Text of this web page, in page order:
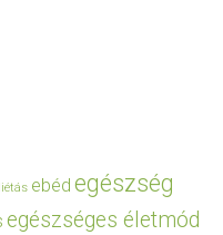
ebéd egészség
egészséges életmód